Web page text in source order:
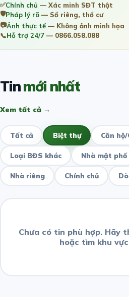
✅Chính chủ — Xác minh SĐT thật
🛡️Pháp lý rõ — Sổ riêng, thổ cư
📷Ảnh thực tế— Không ảnh minh họa
📞Hỗ trợ 24/7 — 0866.058.088
Tinmới nhất
Xem tất cả →
Tất cả Biệt thự Căn
Loại BĐS khác Nhà mặt phố
Nhà riêng Chính chủ
Chưa có tin phù hợp. Hãy
hoặc tìm khu